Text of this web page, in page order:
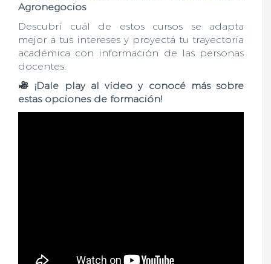
Agronegocios
Descubrí cuál de estos cursos se adapta
mejor a tus intereses y proyectá tu trayectoria
académica con información de las personas
docentes.
¡Dale play al video y conocé más sobre
estas opciones de formación!